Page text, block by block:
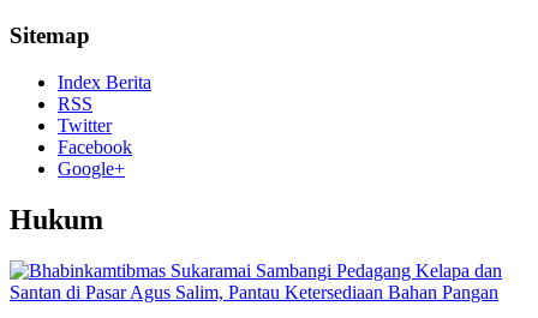
Sitemap
Index Berita
RSS
Twitter
Facebook
Google+
Hukum